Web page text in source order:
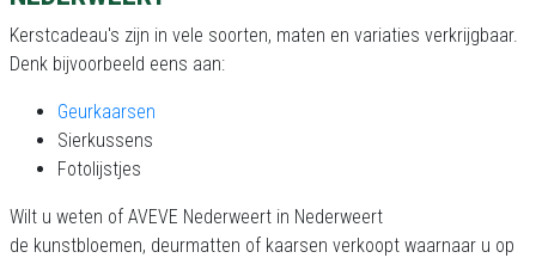
Kerstcadeau's zijn in vele soorten, maten en variaties verkrijgbaar.
Denk bijvoorbeeld eens aan:
Geurkaarsen
Sierkussens
Fotolijstjes
Wilt u weten of AVEVE Nederweert in Nederweert
de kunstbloemen, deurmatten of kaarsen verkoopt waarnaar u op